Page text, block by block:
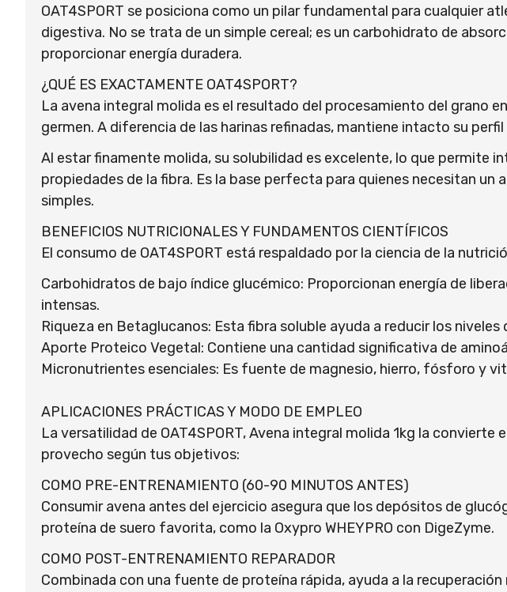
OAT4SPORT se posiciona como un pilar fundamental para cualquier
digestiva. No se trata de un simple cereal; es un carbohidrato de
proporcionar energía duradera.
¿QUÉ ES EXACTAMENTE OAT4SPORT?
La avena integral molida es el resultado del procesamiento del grano
germen. A diferencia de las harinas refinadas, mantiene intacto su
Al estar finamente molida, su solubilidad es excelente, lo que permite
propiedades de la fibra. Es la base perfecta para quienes necesitan
simples.
BENEFICIOS NUTRICIONALES Y FUNDAMENTOS CIENTÍFICOS
El consumo de OAT4SPORT está respaldado por la ciencia de la
Carbohidratos de bajo índice glucémico: Proporcionan energía de
intensas.
Riqueza en Betaglucanos: Esta fibra soluble ayuda a reducir los
Aporte Proteico Vegetal: Contiene una cantidad significativa de
Micronutrientes esenciales: Es fuente de magnesio, hierro, fósforo y
APLICACIONES PRÁCTICAS Y MODO DE EMPLEO
La versatilidad de OAT4SPORT, Avena integral molida 1kg la
provecho según tus objetivos:
COMO PRE-ENTRENAMIENTO (60-90 MINUTOS ANTES)
Consumir avena antes del ejercicio asegura que los depósitos de
proteína de suero favorita, como la Oxypro WHEYPRO con DigeZyme.
COMO POST-ENTRENAMIENTO REPARADOR
Combinada con una fuente de proteína rápida, ayuda a la